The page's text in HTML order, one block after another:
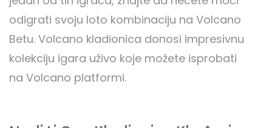
odigrati svoju loto kombinaciju na Volcano
Betu. Volcano kladionica donosi impresivnu
kolekciju igara uživo koje možete isprobati
na Volcano platformi.